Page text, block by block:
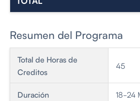
Resumen del Programa
Total de Horas de
Creditos
45
Duración 18-24